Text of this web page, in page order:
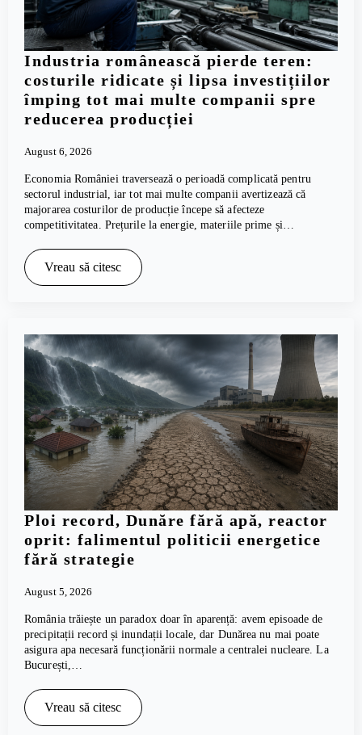
Industria românească pierde teren:
costurile ridicate și lipsa investițiilor
împing tot mai multe companii spre
reducerea producției
August 6, 2026
Economia României traversează o perioadă complicată pentru
sectorul industrial, iar tot mai multe companii avertizează că
majorarea costurilor de producție începe să afecteze
competitivitatea. Prețurile la energie, materiile prime și…
Vreau să citesc
Ploi record, Dunăre fără apă, reactor
oprit: falimentul politicii energetice
fără strategie
August 5, 2026
România trăiește un paradox doar în aparență: avem episoade de
precipitații record și inundații locale, dar Dunărea nu mai poate
asigura apa necesară funcționării normale a centralei nucleare. La
București,…
Vreau să citesc